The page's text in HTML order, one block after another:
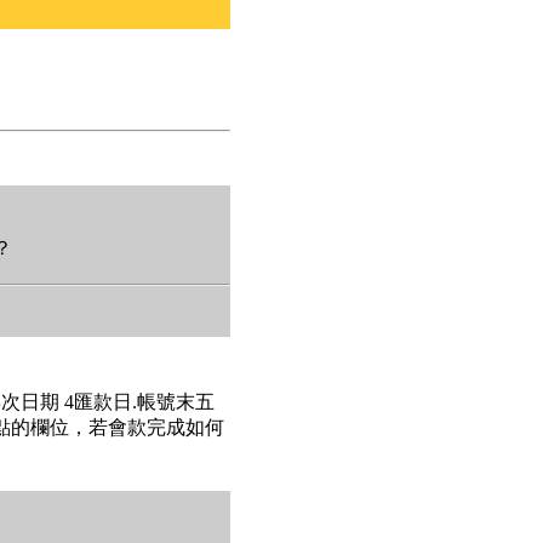
日期 4匯款日.帳號末五
的欄位，若會款完成如何